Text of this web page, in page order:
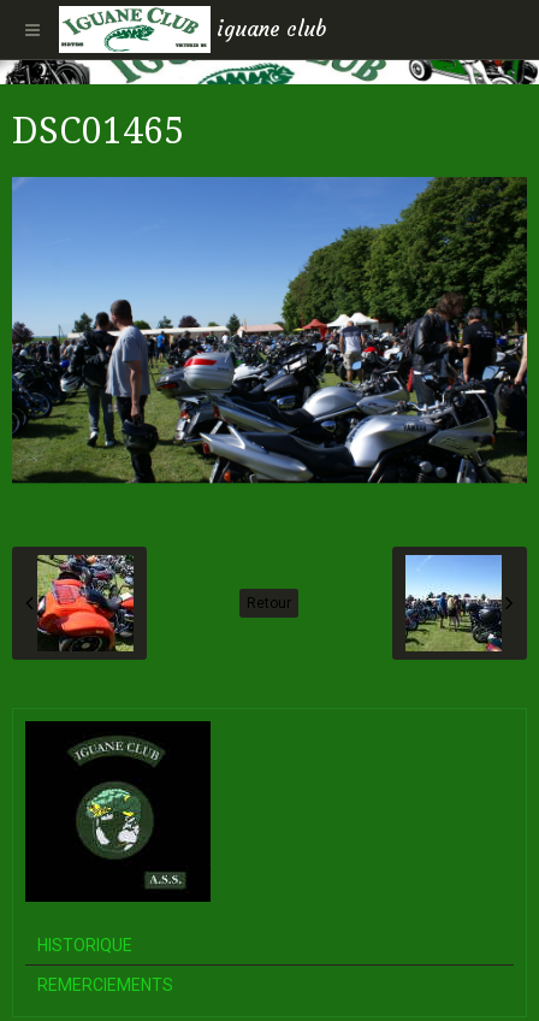
iguane club
DSC01465
Retour
HISTORIQUE
REMERCIEMENTS